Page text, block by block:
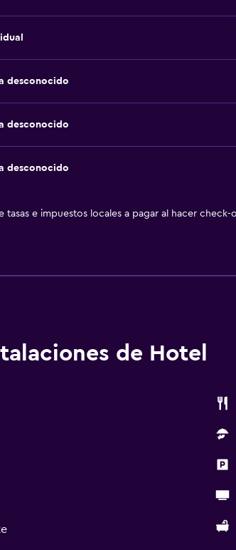
desconocido
desconocido
desconocido
tasas e impuestos locales a pagar al hacer check-
de Hotel